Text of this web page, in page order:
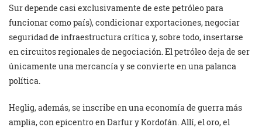
Sur depende casi exclusivamente de este petróleo para
funcionar como país), condicionar exportaciones, negociar
seguridad de infraestructura crítica y, sobre todo, insertarse
en circuitos regionales de negociación. El petróleo deja de ser
únicamente una mercancía y se convierte en una palanca
política.
Heglig, además, se inscribe en una economía de guerra más
amplia, con epicentro en Darfur y Kordofán. Allí, el oro, el